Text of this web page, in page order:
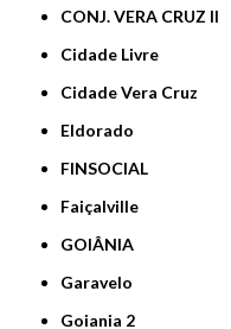
CONJ. VERA CRUZ II
Cidade Livre
Cidade Vera Cruz
Eldorado
FINSOCIAL
Faiçalville
GOIÂNIA
Garavelo
Goiania 2